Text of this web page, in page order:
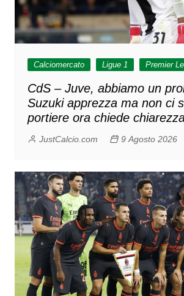
Calciomercato Ligue 1 Premier
CdS – Juve, abbiamo un
Suzuki apprezza ma non ci
portiere ora chiede
JustCalcio.com 9 Agosto 2026